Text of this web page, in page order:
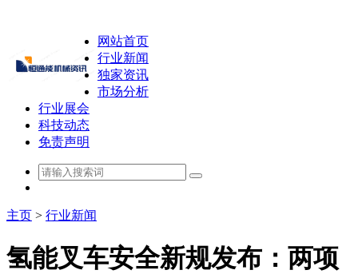
网站首页
行业新闻
独家资讯
市场分析
行业展会
科技动态
免责声明
主页 > 行业新闻
氢能叉车安全新规发布：两项